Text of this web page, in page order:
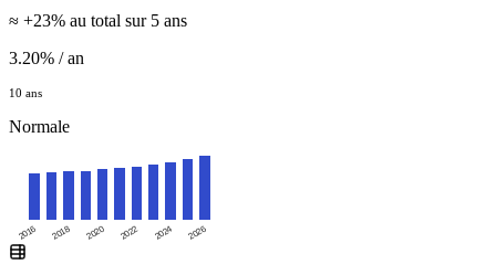
≈ +23% au total sur 5 ans
3.20% / an
10 ans
Normale
2016 2018 2020 2022 2024 2026